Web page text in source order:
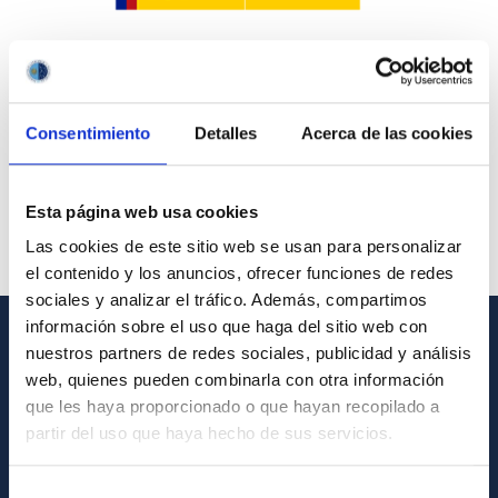
Consentimiento Detalles Acerca de las cookies
Esta página web usa cookies
Las cookies de este sitio web se usan para personalizar
el contenido y los anuncios, ofrecer funciones de redes
sociales y analizar el tráfico. Además, compartimos
información sobre el uso que haga del sitio web con
nuestros partners de redes sociales, publicidad y análisis
web, quienes pueden combinarla con otra información
que les haya proporcionado o que hayan recopilado a
partir del uso que haya hecho de sus servicios.
GENERAL INFORMATION
Contact
How to get to the IAC